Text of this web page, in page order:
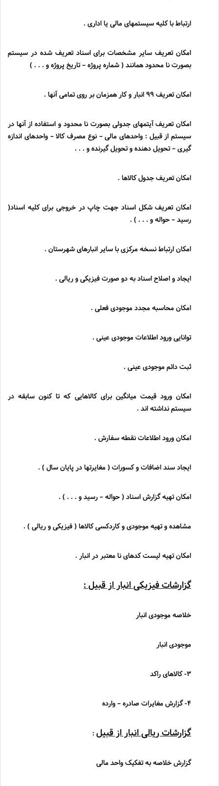
ارتباط با کلیه سیستمهای مالی یا اداری .
امکان تعریف سایر مشخصات برای اسناد تعریف شده در سیستم
بصورت نا محدود همانند ( شماره پروژه–تاریخ پروژه و . . . )
امکان تعریف 99 انبار و کار همزمان بر روی تمامی آنها .
امکان تعریف آیتمهای جدولی بصورت نا محدود و استفاده از آنها در
سیستم از قبیل : واحدهای مالی– نوع مصرف کالا– واحدهای اندازه
گیری–تحویل دهنده و تحویل گیرنده و . . .
امکان تعریف جدول کالاها .
امکان تعریف شکل اسناد جهت چاپ در خروجی برای کلیه اسناد(
رسید–حواله و . . . ) .
امکان ارتباط نسخه مرکزی با سایر انبارهای شهرستان .
ایجاد و اصلاح اسناد به دو صورت فیزیکی و ریالی .
امکان محاسبه مجدد موجودی فعلی .
توانایی ورود اطلاعات موجودی عینی .
ثبت دائم موجودی عینی .
امکان ورود قیمت میانگین برای کالاهایی که تا کنون سابقه در
سیستم نداشته اند .
امکان ورود اطلاعات نقطه سفارش .
ایجاد سند اضافات و کسورات ( مغایرتها در پایان سال ) .
امکان تهیه گزارش اسناد ( حواله–رسید و . . . ) .
مشاهده و تهیه موجودی و کاردکسی کالاها ( فیزیکی و ریالی ) .
امکان تهیه لیست کدهای نا معتبر در انبار .
گزارشات فیزیکی انبار از قبیل :
خلاصه موجودی انبار
موجودی انبار
3- کالاهای راکد
4- گزارش مغایرات صادره –وارده
گزارشات ریالی انبار از قبیل :
گزارش خلاصه به تفکیک واحد مالی